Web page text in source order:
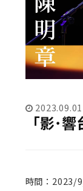
2023.09.01
「影･
時間：2023/